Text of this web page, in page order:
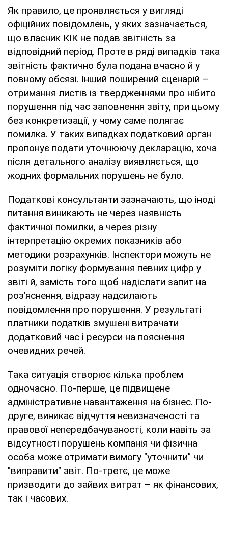
Як правило, це проявляється у вигляді
офіційних повідомлень, у яких зазначається,
що власник КІК не подав звітність за
відповідний період. Проте в ряді випадків така
звітність фактично була подана вчасно й у
повному обсязі. Інший поширений сценарій –
отримання листів із твердженнями про нібито
порушення під час заповнення звіту, при цьому
без конкретизації, у чому саме полягає
помилка. У таких випадках податковий орган
пропонує подати уточнюючу декларацію, хоча
після детального аналізу виявляється, що
жодних формальних порушень не було.
Податкові консультанти зазначають, що іноді
питання виникають не через наявність
фактичної помилки, а через різну
інтерпретацію окремих показників або
методики розрахунків. Інспектори можуть не
розуміти логіку формування певних цифр у
звіті й, замість того щоб надіслати запит на
роз’яснення, відразу надсилають
повідомлення про порушення. У результаті
платники податків змушені витрачати
додатковий час і ресурси на пояснення
очевидних речей.
Така ситуація створює кілька проблем
одночасно. По-перше, це підвищене
адміністративне навантаження на бізнес. По-
друге, виникає відчуття невизначеності та
правової непередбачуваності, коли навіть за
відсутності порушень компанія чи фізична
особа може отримати вимогу "уточнити" чи
"виправити" звіт. По-третє, це може
призводити до зайвих витрат – як фінансових,
так і часових.